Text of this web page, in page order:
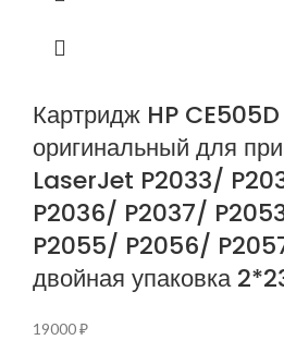
Картридж HP
оригинальный для
LaserJet P2033/
P2036/ P2037/
P2055/ P2056/
двойная упаковка
19000₽